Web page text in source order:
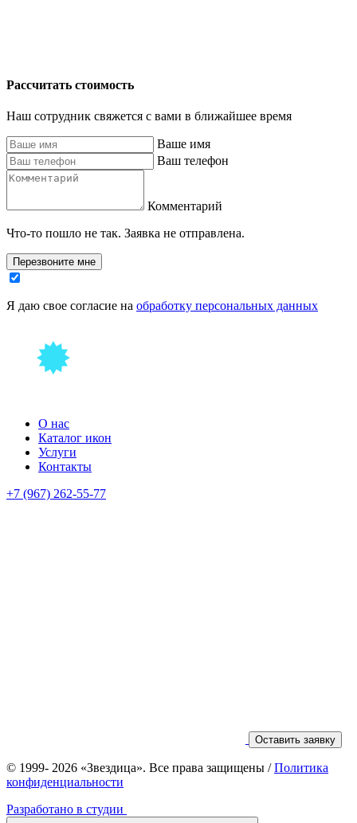
Рассчитать стоимость
Наш сотрудник свяжется с вами в ближайшее время
Ваше имя
Ваш телефон
Комментарий
Что-то пошло не так. Заявка не отправлена.
Перезвоните мне
Я даю свое согласие на обработку персональных данных
О нас
Каталог икон
Услуги
Контакты
+7 (967) 262-55-77
Оставить заявку
© 1999- 2026 «Звездица». Все права защищены / Политика
конфиденциальности
Разработано в студии